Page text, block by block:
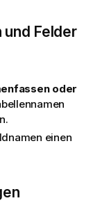
und Felder
oder
einen